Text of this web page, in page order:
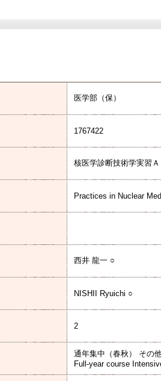
医学部（保）
1767422
核医学診断技術学実習Ａ
Practices in Nuclear
西井 龍一 ○
NISHII Ryuichi ○
2
通年集中（春秋） その
Full-year course